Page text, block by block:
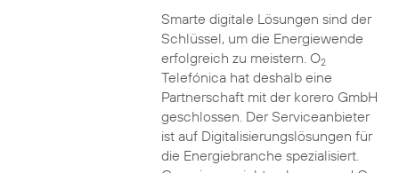
Smarte digitale Lösungen sind der
Schlüssel, um die Energiewende
erfolgreich zu meistern. O2
Telefónica hat deshalb eine
Partnerschaft mit der korero GmbH
geschlossen. Der Serviceanbieter
ist auf Digitalisierungslösungen für
die Energiebranche spezialisiert.